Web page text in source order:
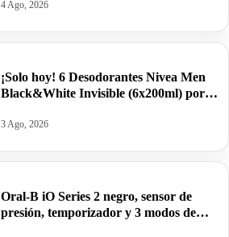
4 Ago, 2026
¡Solo hoy! 6 Desodorantes Nivea Men
Black&White Invisible (6x200ml) por
3 Ago, 2026
Oral-B iO Series 2 negro, sensor de
presión, temporizador y 3 modos de